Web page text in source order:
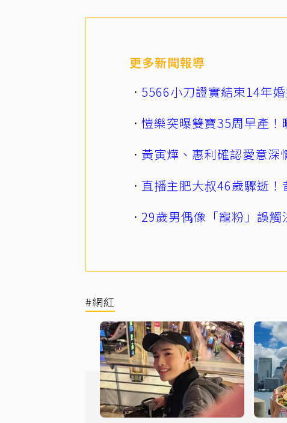
更多新聞報導
5566小刀證實結束14年
愷樂突曝雙寶35周早產
黃寅燁、惠利確認愛意深
直播主肥大叔46歲驟逝
29歲男偶像「寵粉」誤
#網紅